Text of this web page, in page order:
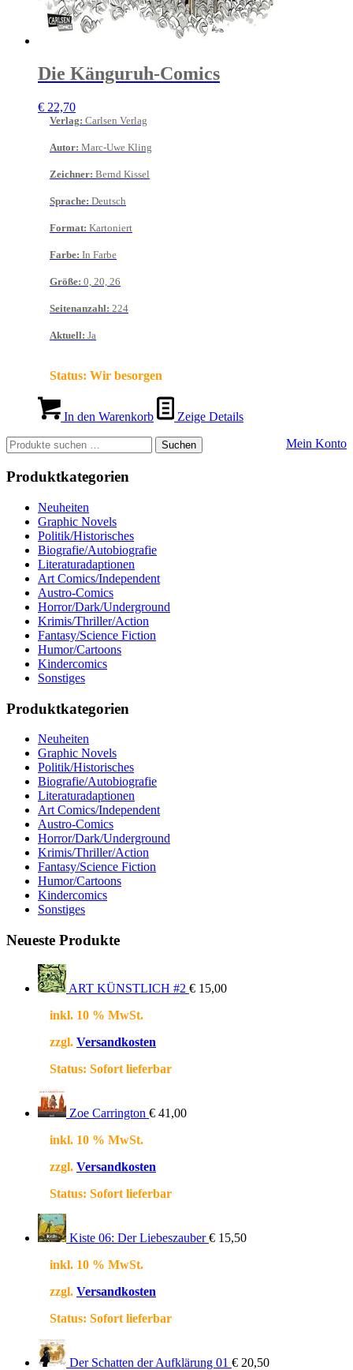
Die Känguruh-Comics
€ 22,70
Verlag: Carlsen Verlag
Autor: Marc-Uwe Kling
Zeichner: Bernd Kissel
Sprache: Deutsch
Format: Kartoniert
Farbe: In Farbe
Größe: 0, 20, 26
Seitenanzahl: 224
Aktuell: Ja
Status: Wir besorgen
In den Warenkorb
Zeige Details
Mein Konto
Suchen
nach:
Suchen
Produktkategorien
Neuheiten
Graphic Novels
Politik/Historisches
Biografie/Autobiografie
Literaturadaptionen
Art Comics/Independent
Austro-Comics
Horror/Dark/Underground
Krimis/Thriller/Action
Fantasy/Science Fiction
Humor/Cartoons
Kindercomics
Sonstiges
Produktkategorien
Neuheiten
Graphic Novels
Politik/Historisches
Biografie/Autobiografie
Literaturadaptionen
Art Comics/Independent
Austro-Comics
Horror/Dark/Underground
Krimis/Thriller/Action
Fantasy/Science Fiction
Humor/Cartoons
Kindercomics
Sonstiges
Neueste Produkte
ART KÜNSTLICH #2 € 15,00
inkl. 10 % MwSt.
zzgl. Versandkosten
Status: Sofort lieferbar
Zoe Carrington € 41,00
inkl. 10 % MwSt.
zzgl. Versandkosten
Status: Sofort lieferbar
Kiste 06: Der Liebeszauber € 15,50
inkl. 10 % MwSt.
zzgl. Versandkosten
Status: Sofort lieferbar
Der Schatten der Aufklärung 01 € 20,50